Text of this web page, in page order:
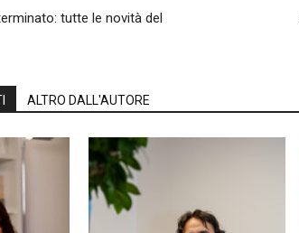
tutte le novità del
ALTRO DALL'AUTORE